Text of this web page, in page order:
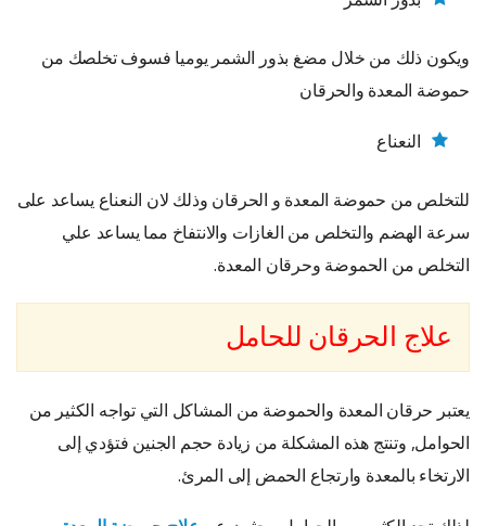
ويكون ذلك من خلال مضغ بذور الشمر يوميا فسوف تخلصك من
حموضة المعدة والحرقان
النعناع
للتخلص من حموضة المعدة و الحرقان وذلك لان النعناع يساعد على
سرعة الهضم والتخلص من الغازات والانتفاخ مما يساعد علي
التخلص من الحموضة وحرقان المعدة.
علاج الحرقان للحامل
يعتبر حرقان المعدة والحموضة من المشاكل التي تواجه الكثير من
الحوامل, وتنتج هذه المشكلة من زيادة حجم الجنين فتؤدي إلى
الارتخاء بالمعدة وارتجاع الحمض إلى المرئ.